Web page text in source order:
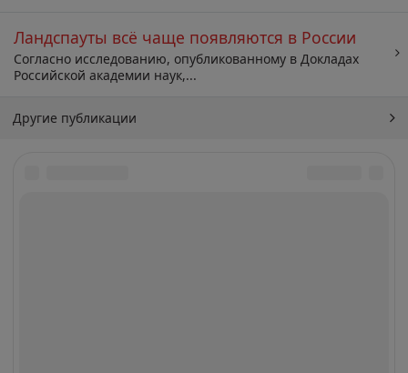
Ландспауты всё чаще появляются в России
Согласно исследованию, опубликованному в Докладах
Российской академии наук,...
Другие публикации